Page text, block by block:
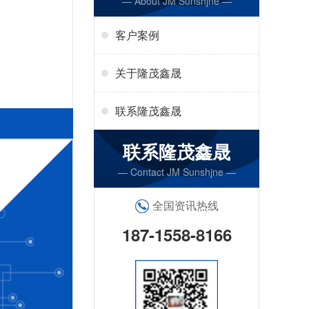
客户案例
关于隆茂鑫晟
联系隆茂鑫晟
联系隆茂鑫晟
— Contact JM Sunshjne —
全国资讯热线
187-1558-8166